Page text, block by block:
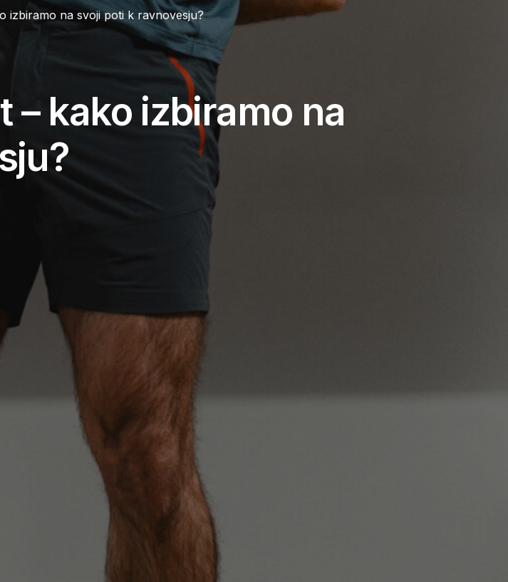
izbiramo na svoji poti k ravnovesju?
– kako izbiramo na